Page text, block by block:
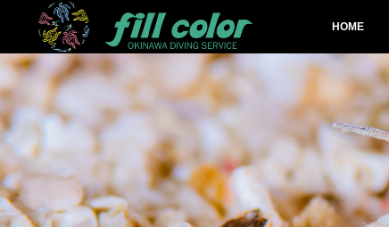
HOME